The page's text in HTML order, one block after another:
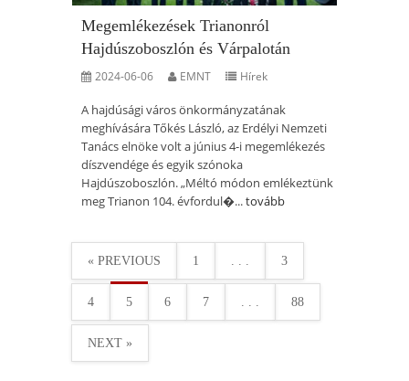
Megemlékezések Trianonról
Hajdúszoboszlón és Várpalotán
2024-06-06 EMNT Hírek
A hajdúsági város önkormányzatának
meghívására Tőkés László, az Erdélyi Nemzeti
Tanács elnöke volt a június 4-i megemlékezés
díszvendége és egyik szónoka
Hajdúszoboszlón. „Méltó módon emlékeztünk
meg Trianon 104. évfordul�...tovább
« PREVIOUS 1 . . . 3
4 5 6 7 . . . 88
NEXT »